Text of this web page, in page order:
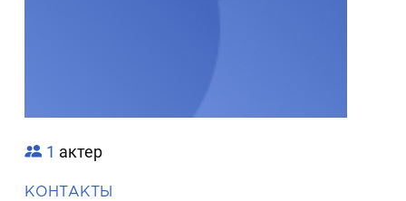
1 актер
КОНТАКТЫ